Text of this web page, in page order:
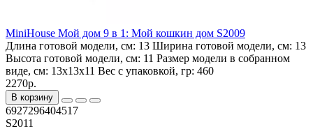
MiniHouse Мой дом 9 в 1: Мой кошкин дом S2009
Длина готовой модели, см: 13 Ширина готовой модели, см: 13
Высота готовой модели, см: 11 Размер модели в собранном
виде, см: 13x13x11 Вес с упаковкой, гр: 460
2270р.
В корзину
6927296404517
S2011